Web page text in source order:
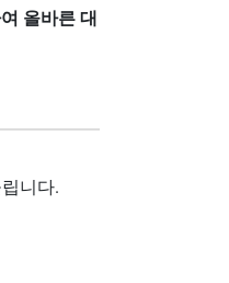
올바른 대
니다.